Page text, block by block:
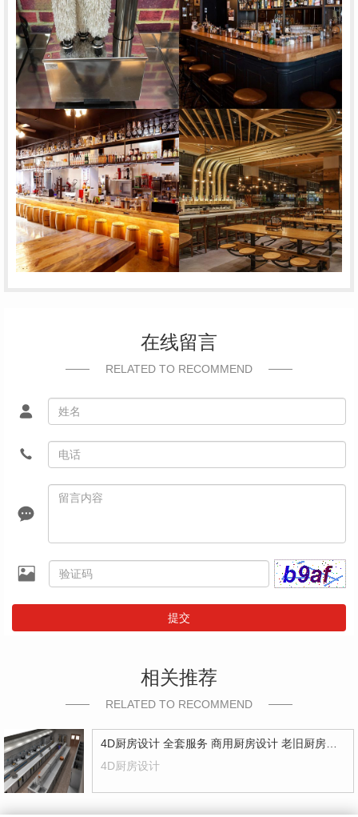
在线留言
RELATED TO RECOMMEND
提交
相关推荐
RELATED TO RECOMMEND
4D厨房设计